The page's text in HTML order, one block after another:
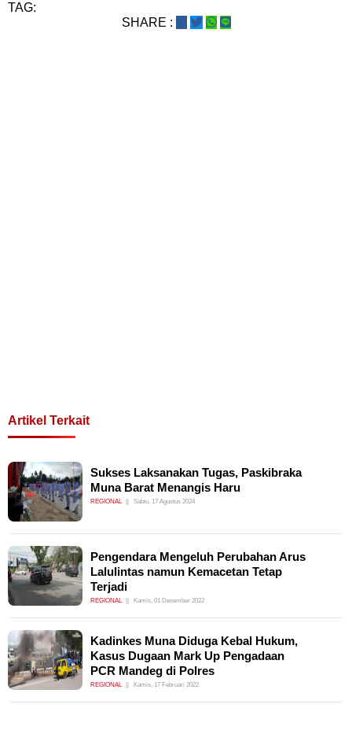
TAG:
SHARE :
Artikel Terkait
Sukses Laksanakan Tugas, Paskibraka
Muna Barat Menangis Haru
REGIONAL Sabtu, 17 Agustus 2024
Pengendara Mengeluh Perubahan Arus
Lalulintas namun Kemacetan Tetap
Terjadi
REGIONAL Kamis, 01 Desember 2022
Kadinkes Muna Diduga Kebal Hukum,
Kasus Dugaan Mark Up Pengadaan
PCR Mandeg di Polres
REGIONAL Kamis, 17 Februari 2022